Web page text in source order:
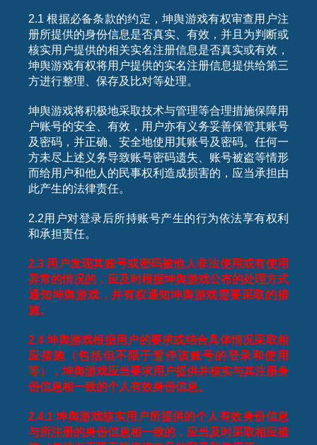
2.1 根据必备条款的约定，坤舆游戏有权审查用户注
册所提供的身份信息是否真实、有效，并且为判断或
核实用户提供的相关实名注册信息是否真实或有效，
坤舆游戏有权将用户提供的实名注册信息提供给第三
方进行整理、保存及比对等处理。
坤舆游戏将积极地采取技术与管理等合理措施保障用
户账号的安全、有效，用户亦有义务妥善保管其账号
及密码，并正确、安全地使用其账号及密码。任何一
方未尽上述义务导致账号密码遗失、账号被盗等情形
而给用户和他人的民事权利造成损害的，应当承担由
此产生的法律责任。
2.2用户对登录后所持账号产生的行为依法享有权利
和承担责任。
2.3 用户发现其账号或密码被他人非法使用或有使用
异常的情况的，应及时根据坤舆游戏公布的处理方式
通知坤舆游戏，并有权通知坤舆游戏需要采取的措
施。
2.4坤舆游戏根据用户的要求或结合具体情况采取相
应措施（包括但不限于暂停该账号的登录和使用
等），坤舆游戏应当要求用户提供并核实与其注册身
份信息相一致的个人有效身份信息。
2.4.1坤舆游戏核实用户所提供的个人有效身份信息
与所注册的身份信息相一致的，应当及时采取相应措